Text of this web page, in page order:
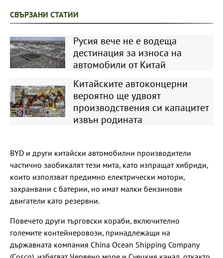
СВЪРЗАНИ СТАТИИ
Русия вече не е водеща
дестинация за износа на
автомобили от Китай
Китайските автоконцерни
вероятно ще удвоят
производствения си капацитет
извън родината
BYD и други китайски автомобилни производители
частично заобикалят тези мита, като изпращат хибриди,
които използват предимно електрически мотори,
захранвани с батерии, но имат малки бензинови
двигатели като резервни.
Повечето други търговски кораби, включително
големите контейнеровози, принадлежащи на
държавната компания China Ocean Shipping Company